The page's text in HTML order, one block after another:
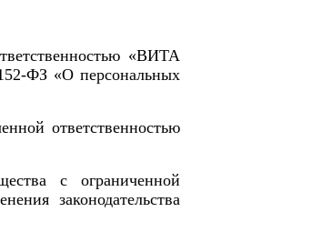
«ВИТА
ФЗ «О персональных
ответственностью
с ограниченной
законодательства